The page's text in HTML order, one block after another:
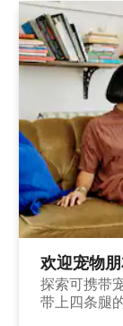
欢迎宠物
探索可携带
带上四条腿